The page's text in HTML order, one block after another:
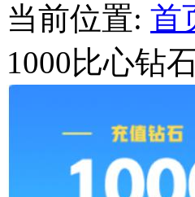
当前位置: 首
1000比心钻